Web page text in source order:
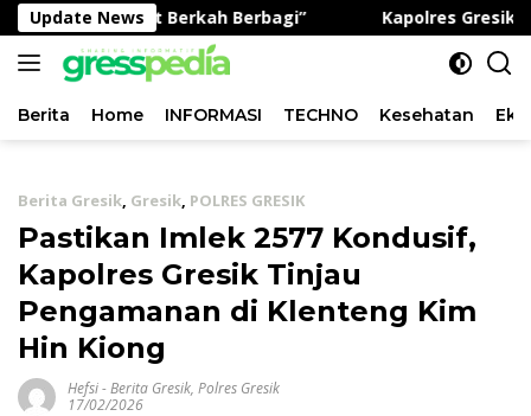
Langsung
ke
konten
Update News
“Jumat Berkah Berbagi” Kapolres Gresik
Berita Home INFORMASI TECHNO Kesehatan
Berita Gresik, Gresik, POLRES GRESIK
Pastikan Imlek 2577 Kondusif,
Kapolres Gresik Tinjau
Pengamanan di Klenteng Kim
Hin Kiong
Hefsi-Berita Gresik, Polres Gresik
17/02/2026